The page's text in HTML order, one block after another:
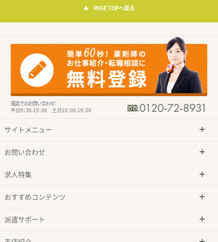
PAGE TOPへ戻る
電話でのお問い合わせ：
平日9：30-19：00 土日10：00-19：00
サイトメニュー
お問い合わせ
求人特集
おすすめコンテンツ
派遣サポート